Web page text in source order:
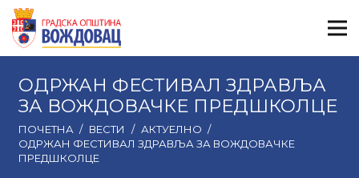
ОДРЖАН ФЕСТИВАЛ ЗДРАВЉА
ЗА ВОЖДОВАЧКЕ ПРЕДШКОЛЦЕ
ПОЧЕТНА / ВЕСТИ / АКТУЕЛНО /
ОДРЖАН ФЕСТИВАЛ ЗДРАВЉА ЗА ВОЖДОВАЧКЕ
ПРЕДШКОЛЦЕ